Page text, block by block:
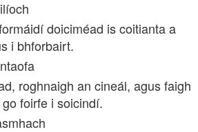
doiciméad is coitianta a
i bhforbairt.
roghnaigh an cineál, agus faigh
foirfe i soicindí.